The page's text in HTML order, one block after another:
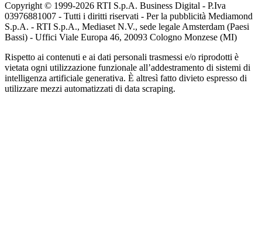
Copyright © 1999-2026 RTI S.p.A. Business Digital - P.Iva
03976881007 - Tutti i diritti riservati - Per la pubblicità Mediamond
S.p.A. - RTI S.p.A., Mediaset N.V., sede legale Amsterdam (Paesi
Bassi) - Uffici Viale Europa 46, 20093 Cologno Monzese (MI)
Rispetto ai contenuti e ai dati personali trasmessi e/o riprodotti è
vietata ogni utilizzazione funzionale all’addestramento di sistemi di
intelligenza artificiale generativa. È altresì fatto divieto espresso di
utilizzare mezzi automatizzati di data scraping.